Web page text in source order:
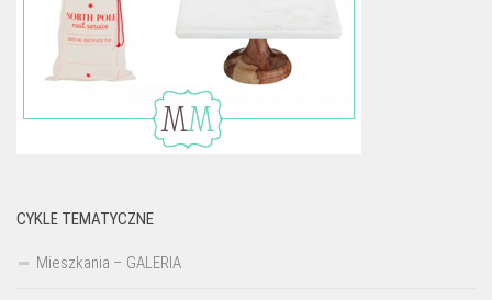
CYKLE TEMATYCZNE
Mieszkania – GALERIA